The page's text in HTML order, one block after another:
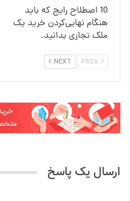
10 اصطلاح رایج که باید
هنگام نهایی‌کردن خرید یک
ملک تجاری بدانید.
NEXT
ارسال یک پاسخ